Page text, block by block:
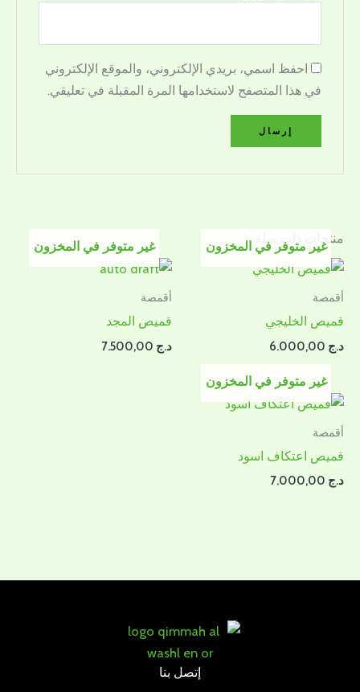
احفظ اسمي، بريدي الإلكتروني، والموقع الإلكتروني
في هذا المتصفح لاستخدامها المرة المقبلة في تعليقي.
منتجات ذات صلة
غير متوفر في المخزون
أقمصة
قميص الخليجي
د.ج
غير متوفر في المخزون
أقمصة
قميص المجد
د.ج
غير متوفر في المخزون
أقمصة
قميص اعتكاف اسود
د.ج
إتصل بنا